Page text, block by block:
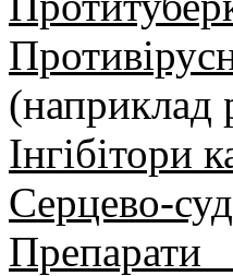
(наприклад
Інгібітори
Серцево-